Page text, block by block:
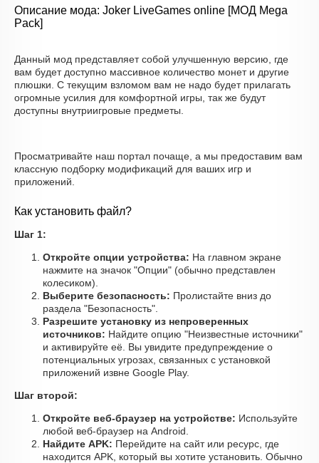
Описание мода: Joker LiveGames online [МОД Mega
Pack]
Данный мод представляет собой улучшенную версию, где
вам будет доступно массивное количество монет и другие
плюшки. С текущим взломом вам не надо будет прилагать
огромные усилия для комфортной игры, так же будут
доступны внутриигровые предметы.
Просматривайте наш портал почаще, а мы предоставим вам
классную подборку модификаций для ваших игр и
приложений.
Как установить файл?
Шаг 1:
Откройте опции устройства: На главном экране
нажмите на значок "Опции" (обычно представлен
колесиком).
Выберите безопасность: Пролистайте вниз до
раздела "Безопасность".
Разрешите установку из непроверенных
источников: Найдите опцию "Неизвестные источники"
и активируйте её. Вы увидите предупреждение о
потенциальных угрозах, связанных с установкой
приложений извне Google Play.
Шаг второй:
Откройте веб-браузер на устройстве: Используйте
любой веб-браузер на Android.
Найдите APK: Перейдите на сайт или ресурс, где
находится APK, который вы хотите установить. Обычно